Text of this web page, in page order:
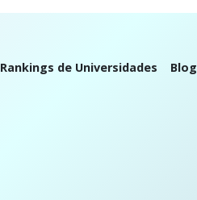
Rankings de Universidades Blog